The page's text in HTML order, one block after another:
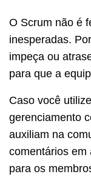
O Scrum não é
inesperadas.
impeça ou
para que a
Caso você
gerenciamento
auxiliam na
comentários em
para os